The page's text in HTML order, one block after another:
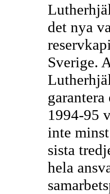
det nya
Sverige.
1994-95
inte
sista
hela